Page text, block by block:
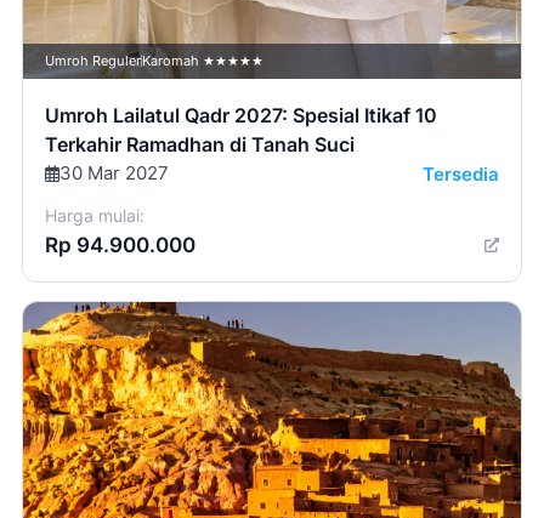
Umroh RegulerKaromah ★★★★★
Umroh Lailatul Qadr 2027: Spesial Itikaf 10
Terkahir Ramadhan di Tanah Suci
30 Mar 2027 Tersedia
Harga mulai:
Rp 94.900.000